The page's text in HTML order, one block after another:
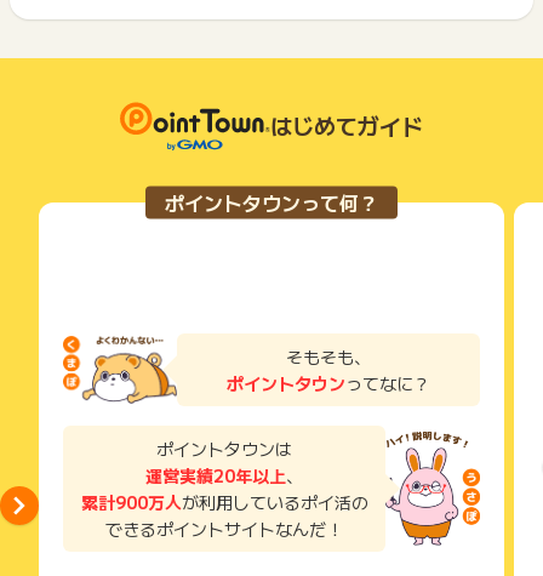
はじめてガイド
ポイントタウンって何？
そもそも、
ポイントタウンってなに？
ポイントタウンは
運営実績20年以上、
累計900万人が利用しているポイ活の
できるポイントサイトなんだ！